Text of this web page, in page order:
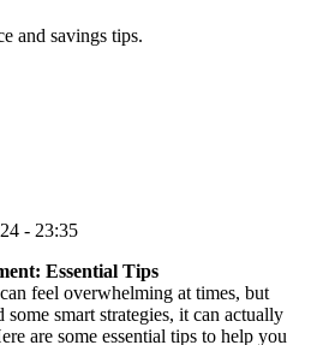
and savings tips.
- 23:35
Essential Tips
feel overwhelming at times, but
smart strategies, it can actually
are some essential tips to help you